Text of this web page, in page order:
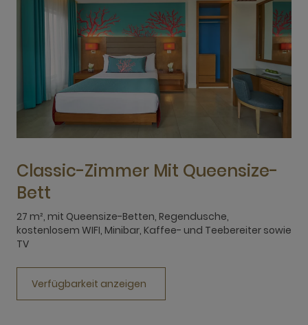
Classic-Zimmer Mit Queensize-
Bett
27 m², mit Queensize-Betten, Regendusche,
kostenlosem WIFI, Minibar, Kaffee- und Teebereiter sowie
TV
Verfügbarkeit anzeigen